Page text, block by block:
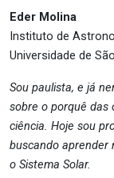
Eder Molina
Instituto de
Universidade de
Sou paulista, e já
sobre o porquê das
ciência. Hoje sou
buscando aprender
o Sistema Solar.